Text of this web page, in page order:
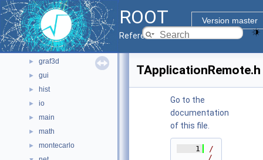
ROOT
Version master
Reference Guide
► core
► documentation
► geom
► graf2d
► graf3d
► gui
► hist
► io
► main
► math
► montecarlo
TApplicationRemote.h
Go to the
documentation
of this file.
    1
/
/